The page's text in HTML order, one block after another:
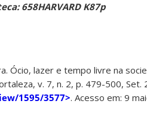
658HARVARD K87p
Ócio, lazer e tempo livre na
v. 7, n. 2, p. 479-500, Set.
1595/3577>. Acesso em: 9